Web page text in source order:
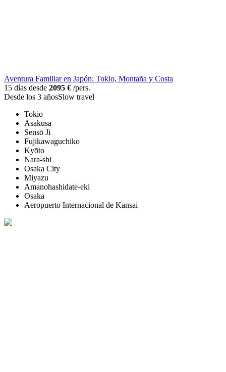
Aventura Familiar en Japón: Tokio, Montaña y Costa
15 días desde 2095 € /pers.
Desde los 3 añosSlow travel
Tokio
Asakusa
Sensō Ji
Fujikawaguchiko
Kyōto
Nara-shi
Osaka City
Miyazu
Amanohashidate-eki
Osaka
Aeropuerto Internacional de Kansai